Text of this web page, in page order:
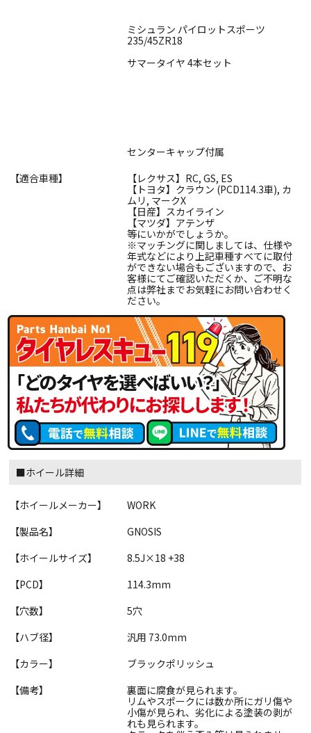
ミシュラン パイロットスポーツ
235/45ZR18
サマータイヤ 4本セット
センターキャップ付属
【適合車種】
【レクサス】RC, GS, ES
【トヨタ】クラウン (PCD114.3車), カ
ムリ, マークX
【日産】スカイライン
【マツダ】アテンザ
等にいかがでしょうか。
※マッチングに関しましては、仕様や
年式などにより上記車種すべてに取付
ができない場合もございますので、お
客様にてご確認いただくか、ご不明な
点は弊社までお気軽にお問い合わせく
ださい。
■ホイール詳細
【ホイールメーカー】
WORK
【製品名】
GNOSIS
【ホイールサイズ】
8.5J×18 +38
【PCD】
114.3mm
【穴数】
5穴
【ハブ径】
汎用 73.0mm
【カラー】
ブラックポリッシュ
【備考】
裏面に腐食が見られます。
リムやスポークには数か所にガリ傷や
小傷が見られ、劣化による塗装の剥が
れも見られます。